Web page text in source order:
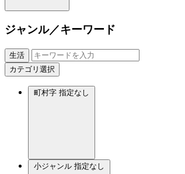
ジャンル／キーワード
生活
カテゴリ選択
町村字 指定なし
小ジャンル 指定なし